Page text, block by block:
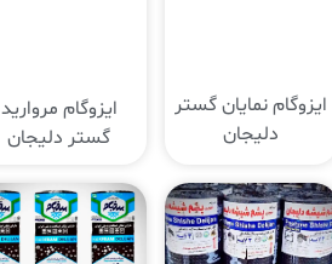
ایزوگام نمایان گستر
دلیجان
ایزوگام مروارید
گستر دلیجان